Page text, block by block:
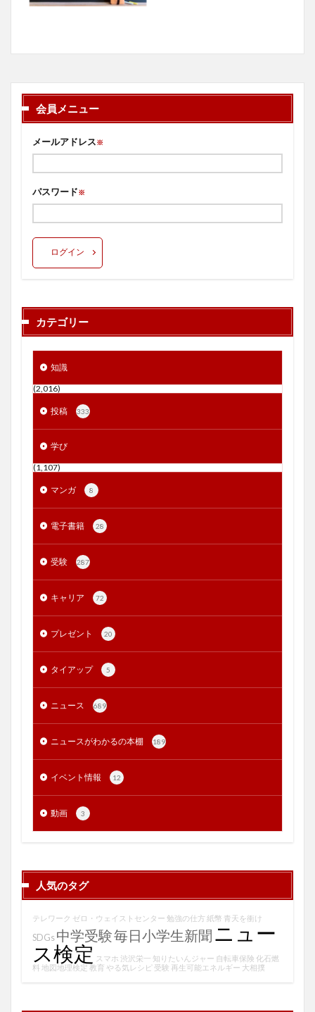
会員メニュー
メールアドレス※
パスワード※
ログイン
カテゴリー
知識
(2,016)
投稿 333
学び
(1,107)
マンガ 8
電子書籍 28
受験 287
キャリア 72
プレゼント 20
タイアップ 5
ニュース 689
ニュースがわかるの本棚 189
イベント情報 12
動画 3
人気のタグ
テレワーク ゼロ・ウェイストセンター 勉強の仕方 紙幣 青天を衝け
SDGs 中学受験毎日小学生新聞 ニュー
ス検定 スマホ 渋沢栄一 知りたいんジャー 自転車保険 化石燃
料 地図地理検定教育 やる気レシピ 受験 再生可能エネルギー 大相撲